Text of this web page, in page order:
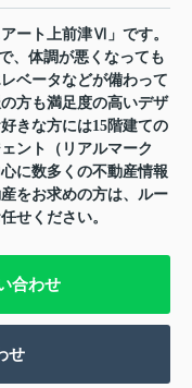
ート上前津Ⅵ」です。
、体調が悪くなっても
ベータなどが備わって
方も満足度の高いデザ
きな方には15階建ての
ント（リアルマーク
に数多くの不動産情報
をお求めの方は、ルー
せください。
合わせ
せ